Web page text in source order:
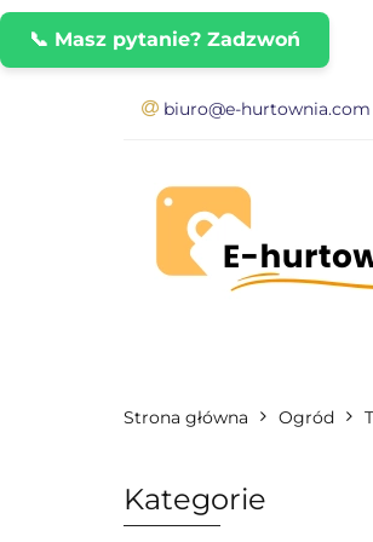
📞 Masz pytanie? Zadzwoń
biuro@e-hurtownia.com
WYMIARY PACZEK
PRZEWODNIK
Strona główna Ogród
Kategorie